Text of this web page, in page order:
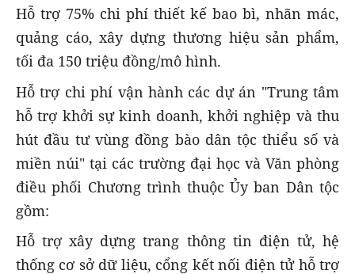
Hỗ trợ 75% chi phí thiết kế bao bì, nhãn mác,
quảng cáo, xây dựng thương hiệu sản phẩm,
tối đa 150 triệu đồng/mô hình.
Hỗ trợ chi phí vận hành các dự án "Trung tâm
hỗ trợ khởi sự kinh doanh, khởi nghiệp và thu
hút đầu tư vùng đồng bào dân tộc thiểu số và
miền núi" tại các trường đại học và Văn phòng
điều phối Chương trình thuộc Ủy ban Dân tộc
gồm:
Hỗ trợ xây dựng trang thông tin điện tử, hệ
thống cơ sở dữ liệu, cổng kết nối điện tử hỗ trợ